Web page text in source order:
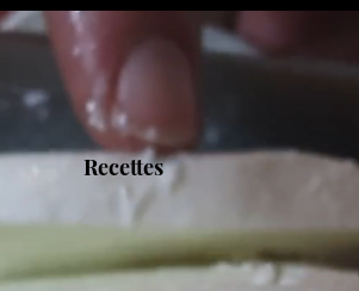
Recettes